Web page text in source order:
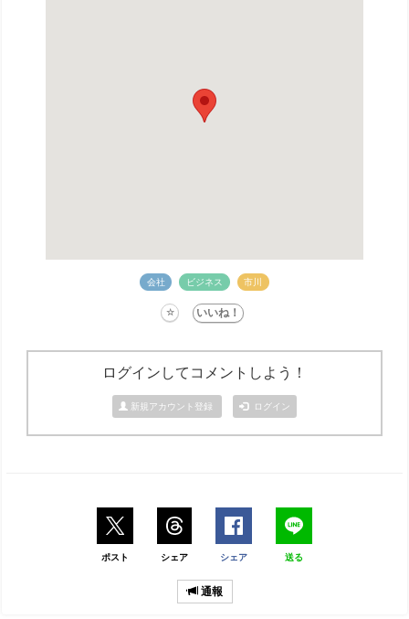
会社 ビジネス 市川
ログインしてコメントしよう！
新規アカウント登録 ログイン
ポスト シェア シェア 送る
通報